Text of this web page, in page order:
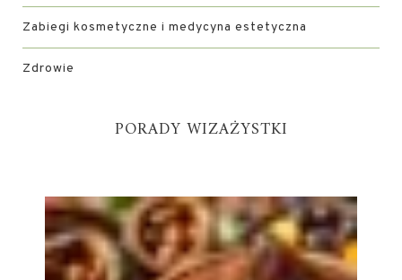
Zabiegi kosmetyczne i medycyna estetyczna
Zdrowie
PORADY WIZAŻYSTKI